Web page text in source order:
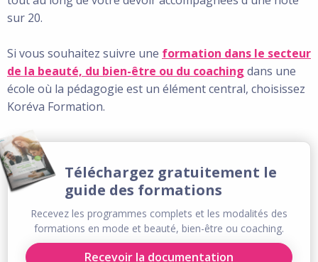
sur 20.
Si vous souhaitez suivre une formation dans le secteur
de la beauté, du bien-être ou du coaching dans une
école où la pédagogie est un élément central, choisissez
Koréva Formation.
Téléchargez gratuitement le
guide des formations
Recevez les programmes complets et les modalités des
formations en mode et beauté, bien-être ou coaching.
Recevoir la documentation